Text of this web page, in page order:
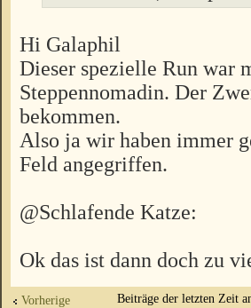
Hi Galaphil
Dieser spezielle Run war
Steppennomadin. Der
bekommen.
Also ja wir haben immer
Feld angegriffen.
@Schlafende Katze:
Ok das ist dann doch zu
Vorherige Beiträge der letzten Zeit